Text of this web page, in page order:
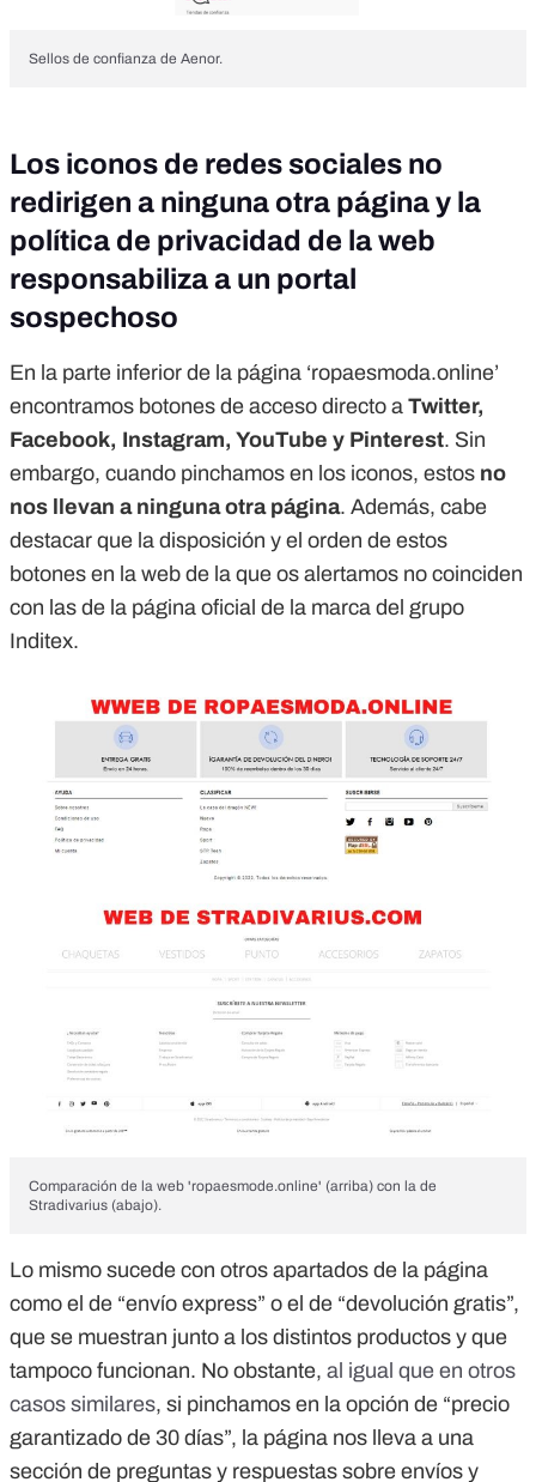
Sellos de confianza de Aenor.
Los iconos de redes sociales no
redirigen a ninguna otra página y la
política de privacidad de la web
responsabiliza a un portal
sospechoso
En la parte inferior de la página ‘ropaesmoda.online’
encontramos botones de acceso directo a Twitter,
Facebook, Instagram, YouTube y Pinterest. Sin
embargo, cuando pinchamos en los iconos, estos no
nos llevan a ninguna otra página. Además, cabe
destacar que la disposición y el orden de estos
botones en la web de la que os alertamos no coinciden
con las de la página oficial de la marca del grupo
Inditex.
Comparación de la web 'ropaesmode.online' (arriba) con la de
Stradivarius (abajo).
Lo mismo sucede con otros apartados de la página
como el de “envío express” o el de “devolución gratis”,
que se muestran junto a los distintos productos y que
tampoco funcionan. No obstante, al igual que en otros
casos similares, si pinchamos en la opción de “precio
garantizado de 30 días”, la página nos lleva a una
sección de preguntas y respuestas sobre envíos y